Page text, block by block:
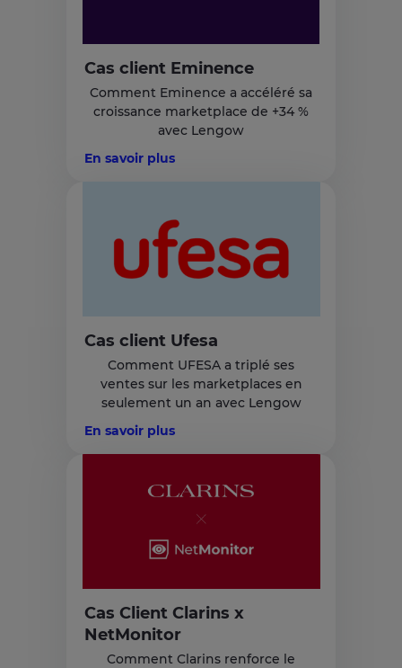
Cas client Eminence
Comment Eminence a accéléré sa
croissance marketplace de +34 %
avec Lengow
En savoir plus
Cas client Ufesa
Comment UFESA a triplé ses
ventes sur les marketplaces en
seulement un an avec Lengow
En savoir plus
Cas Client Clarins x
NetMonitor
Comment Clarins renforce le